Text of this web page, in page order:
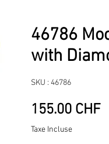
46786
with
SKU : 46786
155.00 CHF
Taxe Incluse